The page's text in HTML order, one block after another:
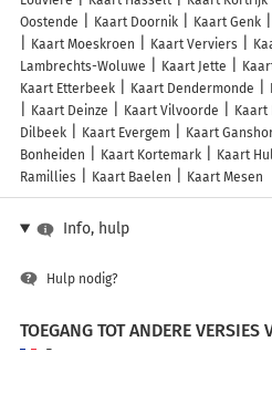
Oostende
Kaart Doornik Kaart Genk
Kaart Moeskroen
Kaart Verviers
Lambrechts-Woluwe
Kaart Jette
Kaart Etterbeek
Kaart Dendermonde
Kaart Deinze
Kaart Vilvoorde
Dilbeek
Kaart Evergem Kaart
Bonheiden
Kaart Kortemark Kaart
Ramillies
Kaart Baelen Kaart Mesen
Info, hulp
Hulp nodig?
TOEGANG TOT ANDERE VERSIES
France